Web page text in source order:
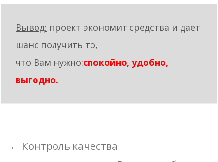
Вывод: проект экономит средства и дает
шанс получить то,
что Вам нужно:спокойно, удобно,
выгодно.
Post
← Контроль качества